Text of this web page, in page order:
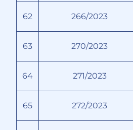
62 266/2023
63 270/2023
64 271/2023
65 272/2023